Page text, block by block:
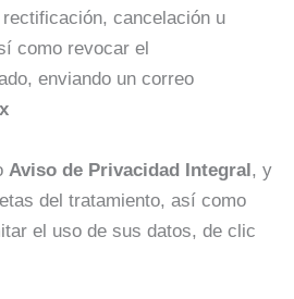
cancelación u
como revocar el
enviando un correo
Aviso de Privacidad Integral , y
del tratamiento, así como
el uso de sus datos, de clic